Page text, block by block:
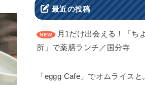
最近の投稿
月1だけ出会える！「ち
所」で薬膳ランチ／国分寺
「eggg Cafe」でオムライス